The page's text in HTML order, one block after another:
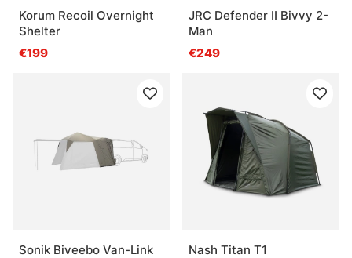
Korum Recoil Overnight
Shelter
€199
JRC Defender II Bivvy 2-
Man
€249
Sonik Biveebo Van-Link
Nash Titan T1